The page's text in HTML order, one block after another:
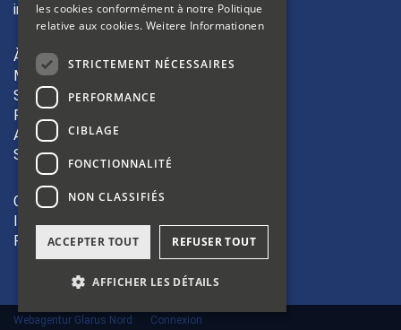
info(at)bibliosuisse.ch
À propos
Membres
Sections
Formation
Activités
Shop
CGV
Impressum
Protection des données
Webagentur Glarus Nord Connexion
les cookies conformément à notre Politique
relative aux cookies. Weitere Informationen
STRICTEMENT NÉCESSAIRES
PERFORMANCE
CIBLAGE
FONCTIONNALITÉ
NON CLASSIFIÉS
ACCEPTER TOUT REFUSER TOUT
AFFICHER LES DÉTAILS